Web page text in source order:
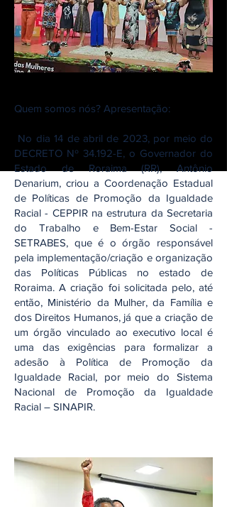
Quem somos nós? Apresentação:‬
‭ No‬‭ dia‬‭ 14‬‭ de‬‭ abril‬‭ de‬‭ 2023,‬‭ por‬‭ meio‬‭ do‬‭
DECRETO‬‭ Nº‬‭ 34.192-E,‬‭ o‬‭ Governador‬‭ do‬
Estado‬‭ de‬‭ Roraima‬‭ (RR),‬‭ Antônio‬‭
Denarium,‬‭ criou‬‭ a‬‭ Coordenação‬‭ Estadual‬‭
de‬ Políticas‬‭ de‬‭ Promoção‬‭ da‬‭ Igualdade‬‭
Racial‬‭ - CEPPIR‬‭ na‬‭ estrutura‬‭ da‬‭ Secretaria‬‭
do‬ Trabalho‬‭ e‬‭ Bem-Estar‬‭ Social‬ -
SETRABES,‬‭ que‬‭ é‬‭ o‬‭ órgão‬‭ responsável‬‭
pela‬ implementação/criação‬‭ e‬‭ organização‬‭
das‬‭ Políticas‬‭ Públicas‬‭ no‬‭ estado‬‭ de‬‭
Roraima.‬ A‬‭ criação‬‭ foi‬‭ solicitada‬‭ pelo,‬‭ até‬‭
então,‬‭ Ministério‬‭ da‬‭ Mulher,‬‭ da‬‭ Família‬‭ e‬‭
dos‬ Direitos‬‭ Humanos,‬‭ já‬‭ que‬‭ a‬‭ criação‬‭ de‬‭
um‬‭ órgão‬‭ vinculado‬‭ ao‬‭ executivo‬‭ local‬‭ é‬‭
uma‬ das‬‭ exigências‬‭ para‬‭ formalizar‬‭ a‬‭
adesão‬‭ à‬‭ Política‬‭ de‬‭ Promoção‬‭ da‬‭
Igualdade‬ Racial, por meio do Sistema
Nacional de Promoção da Igualdade
Racial – SINAPIR.‬